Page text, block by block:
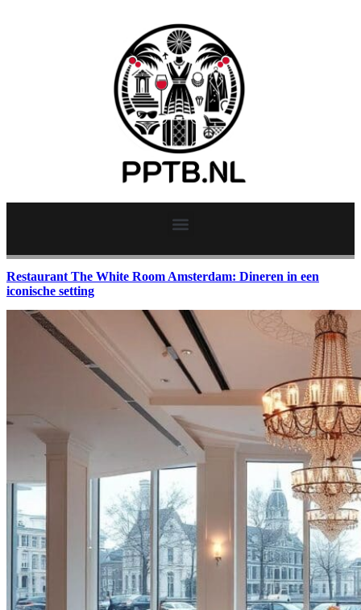
Restaurant The White Room Amsterdam: Dineren in een
iconische setting